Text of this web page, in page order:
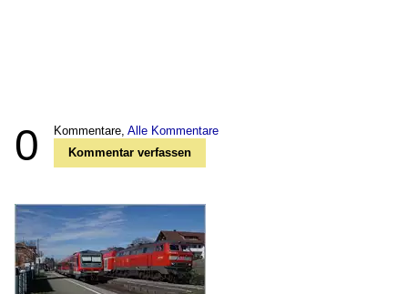
0 Kommentare, Alle Kommentare
Kommentar verfassen